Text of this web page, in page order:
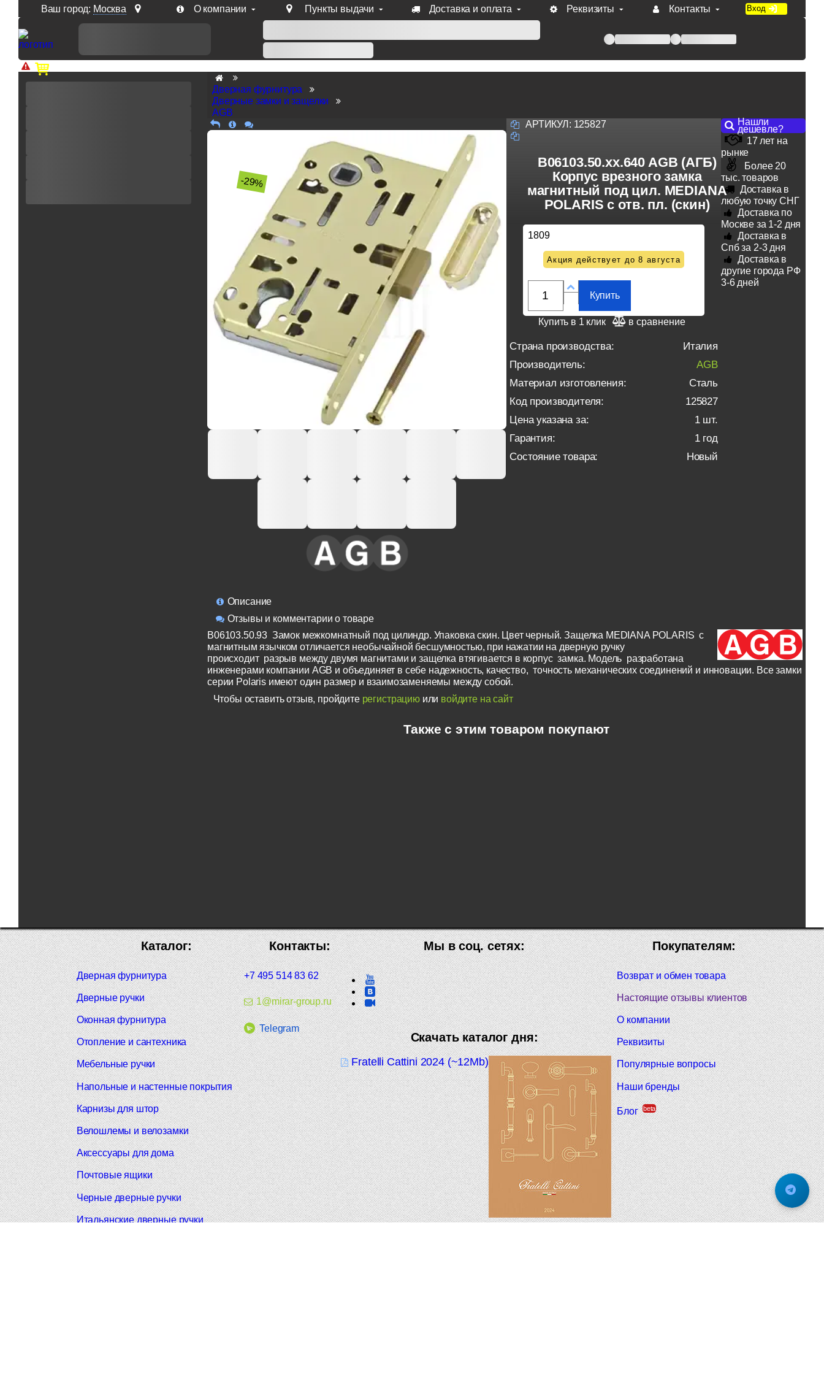
Ваш город: Москва О компании Пункты выдачи Доставка и оплата Реквизиты Контакты Вход
Доп. скидка от цен на сайте 7% при заказе от 50 тыс. руб продукции Venezia, Fratelli, Tupai, Extreza, Melodia, Forme при оплате по счету.
Дверная фурнитура
Дверные замки и защелки
AGB
-29%
АРТИКУЛ: 125827
B06103.50.xx.640 AGB (АГБ)
Корпус врезного замка
магнитный под цил. MEDIANA
POLARIS с отв. пл. (скин)
1809
Акция действует до 8 августа
Купить
Купить в 1 клик в сравнение
Страна производства:
Италия
Производитель:
AGB
Материал изготовления:
Сталь
Код производителя:
125827
Цена указана за:
1 шт.
Гарантия:
1 год
Состояние товара:
Новый
Нашли
дешевле?
17 лет на
рынке
Более 20
тыс. товаров
Доставка в
любую точку СНГ
Доставка по
Москве за 1-2 дня
Доставка в
Спб за 2-3 дня
Доставка в
другие города РФ
3-6 дней
Описание
Отзывы и комментарии о товаре
B06103.50.93 Замок межкомнатный под цилиндр. Упаковка скин. Цвет черный. Защелка MEDIANA POLARIS с
магнитным язычком отличается необычайной бесшумностью, при нажатии на дверную ручку
происходит разрыв между двумя магнитами и защелка втягивается в корпус замка. Модель разработана
инженерами компании AGB и объединяет в себе надежность, качество, точность механических соединений и инновации. Все замки
серии Polaris имеют один размер и взаимозаменяемы между собой.
Чтобы оставить отзыв, пройдите регистрациюили войдите на сайт
Также с этим товаром покупают
Покупателям:
Возврат и обмен товара
Настоящие отзывы клиентов
О компании
Реквизиты
Популярные вопросы
Наши бренды
Блог beta
Мы в соц. сетях:
Скачать каталог дня:
Fratelli Cattini 2024 (~12Mb)
Контакты:
+7 495 514 83 62
1@mirar-group.ru
Telegram
Каталог:
Дверная фурнитура
Дверные ручки
Оконная фурнитура
Отопление и сантехника
Мебельные ручки
Напольные и настенные покрытия
Карнизы для штор
Велошлемы и велозамки
Аксессуары для дома
Почтовые ящики
Черные дверные ручки
Итальянские дверные ручки